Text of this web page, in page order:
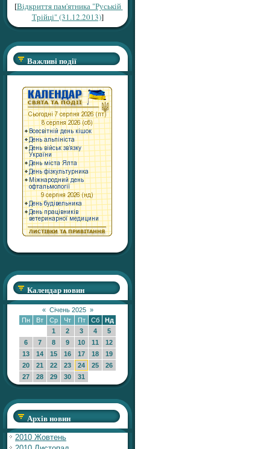
[Відкриття пам'ятника "Руській
Трійці" (31.12.2013)]
Важливі події
Календар новин
« Січень 2025 »
Пн
Вт Ср Чт Пт Сб
Нд
1
2 3 4
5
6
7 8 9 10 11
12
13
14 15 16 17 18
19
20
21 22 23 24 25
26
27
28 29 30 31
Архів новин
2010 Жовтень